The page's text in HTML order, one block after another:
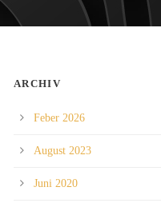
ARCHIV
Feber 2026
August 2023
Juni 2020